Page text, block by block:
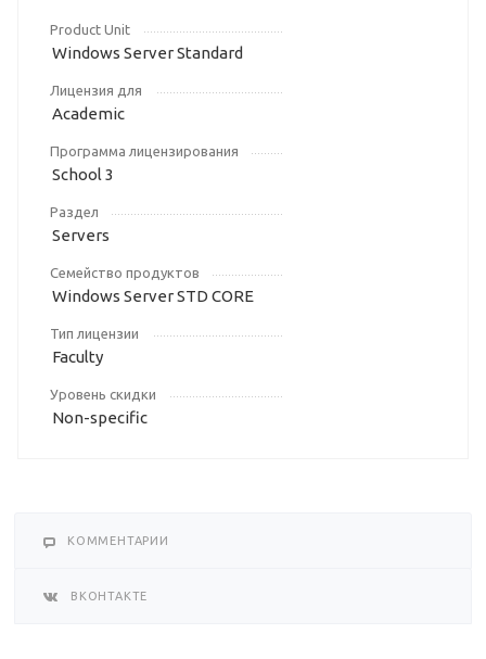
Product Unit
Windows Server Standard
Лицензия для
Academic
Программа лицензирования
School 3
Раздел
Servers
Семейство продуктов
Windows Server STD CORE
Тип лицензии
Faculty
Уровень скидки
Non-specific
КОММЕНТАРИИ
ВКОНТАКТЕ